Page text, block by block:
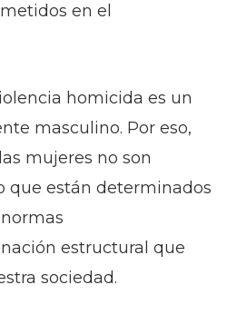
en el
homicida es un
masculino. Por eso,
mujeres no son
que están determinados
estructural que
sociedad.